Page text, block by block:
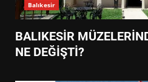
Balıkesir
BALIKESİR
NE DEĞİŞTİ?